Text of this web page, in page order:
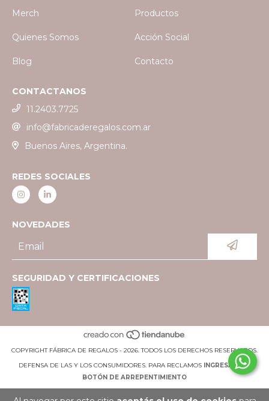
Merch
Productos
Quienes Somos Acción Social
Blog Contacto
CONTACTANOS
11.2403.7725
info@fabricaderegalos.com.ar
Buenos Aires, Argentina.
REDES SOCIALES
NOVEDADES
SEGURIDAD Y CERTIFICACIONES
COPYRIGHT FÁBRICA DE REGALOS - 2026. TODOS LOS DERECHOS RESERVADOS.
DEFENSA DE LAS Y LOS CONSUMIDORES. PARA RECLAMOS
INGRESÁ ACÁ.
BOTÓN DE ARREPENTIMIENTO